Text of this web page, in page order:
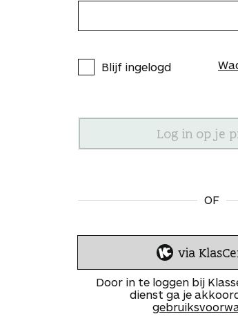
Blijf ingelogd
OF
I
n
l
o
via
Door in te loggen bij
dienst ga je